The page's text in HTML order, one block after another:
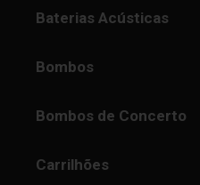
Baterias Acústicas
Bombos
Bombos de Concerto
Carrilhões